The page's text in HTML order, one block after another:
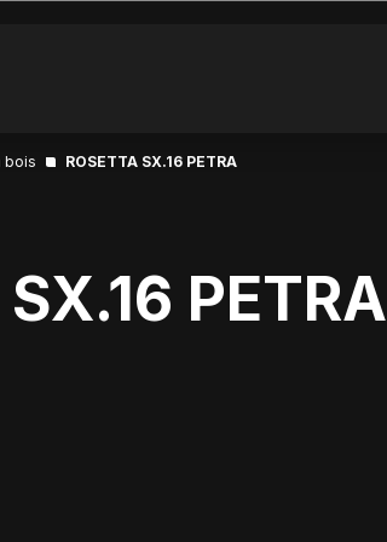
bois ROSETTA SX.16 PETRA
PETRA